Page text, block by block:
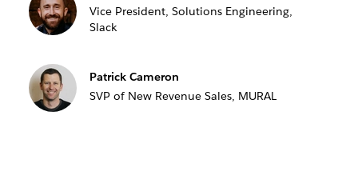
Vice President, Solutions Engineering,
Slack
Patrick Cameron
SVP of New Revenue Sales, MURAL